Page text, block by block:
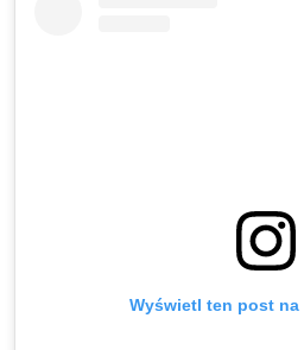
Wyświetl ten post na